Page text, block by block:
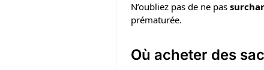
N’oubliez pas de ne pas
prématurée.
Où acheter des